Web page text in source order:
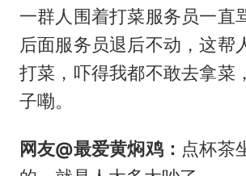
一群人围着打菜服务员一直
后面服务员退后不动，这帮
打菜，吓得我都不敢去拿菜
子嘞。
网友@最爱黄焖鸡： 点杯茶